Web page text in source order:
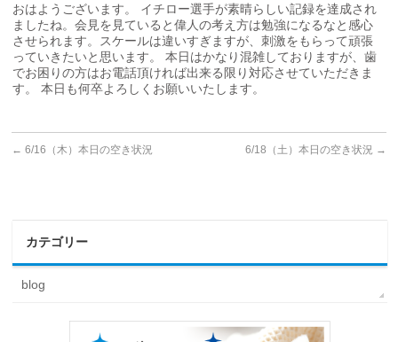
おはようございます。 イチロー選手が素晴らしい記録を達成され
ましたね。会見を見ていると偉人の考え方は勉強になるなと感心
させられます。スケールは違いすぎますが、刺激をもらって頑張
っていきたいと思います。 本日はかなり混雑しておりますが、歯
でお困りの方はお電話頂ければ出来る限り対応させていただきま
す。 本日も何卒よろしくお願いいたします。
← 6/16（木）本日の空き状況 6/18（土）本日の空き状況 →
カテゴリー
blog